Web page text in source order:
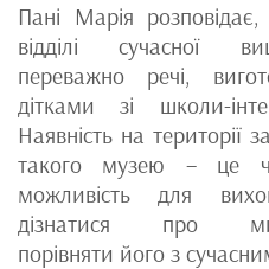
Пані Марія
відділі сучасної
переважно речі,
дітками зі школи-
Наявність на території
такого музею – це
можливість для
дізнатися про
порівняти його з